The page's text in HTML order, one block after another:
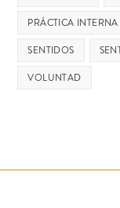
PRÁCTICA INTERNA
SENTIDOS
VOLUNTAD